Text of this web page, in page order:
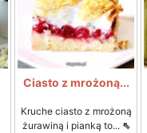
Ciasto z mrożoną...
Kruche ciasto z mrożoną
żurawiną i pianką to... ⇖